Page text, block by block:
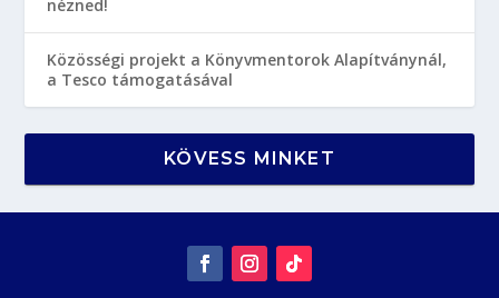
nézned!
Közösségi projekt a Könyvmentorok Alapítványnál,
a Tesco támogatásával
KÖVESS MINKET